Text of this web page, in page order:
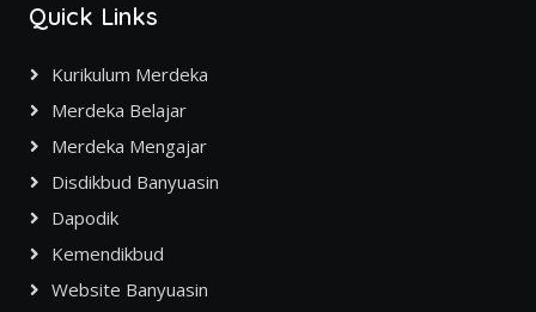
Quick Links
Kurikulum Merdeka
Merdeka Belajar
Merdeka Mengajar
Disdikbud Banyuasin
Dapodik
Kemendikbud
Website Banyuasin